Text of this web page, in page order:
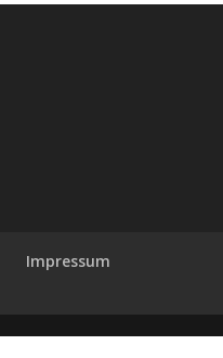
Impressum